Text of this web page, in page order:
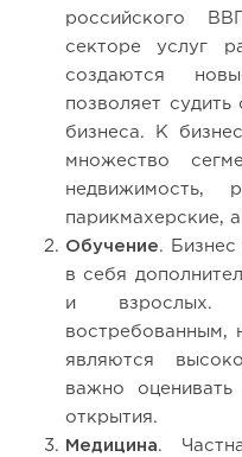
российского
секторе услуг
создаются
позволяет судить
бизнеса. К
множество
недвижимость,
парикмахерские,
Обучение.
в себя
и взрослых.
востребованным,
являются
важно
открытия.
Медицина.